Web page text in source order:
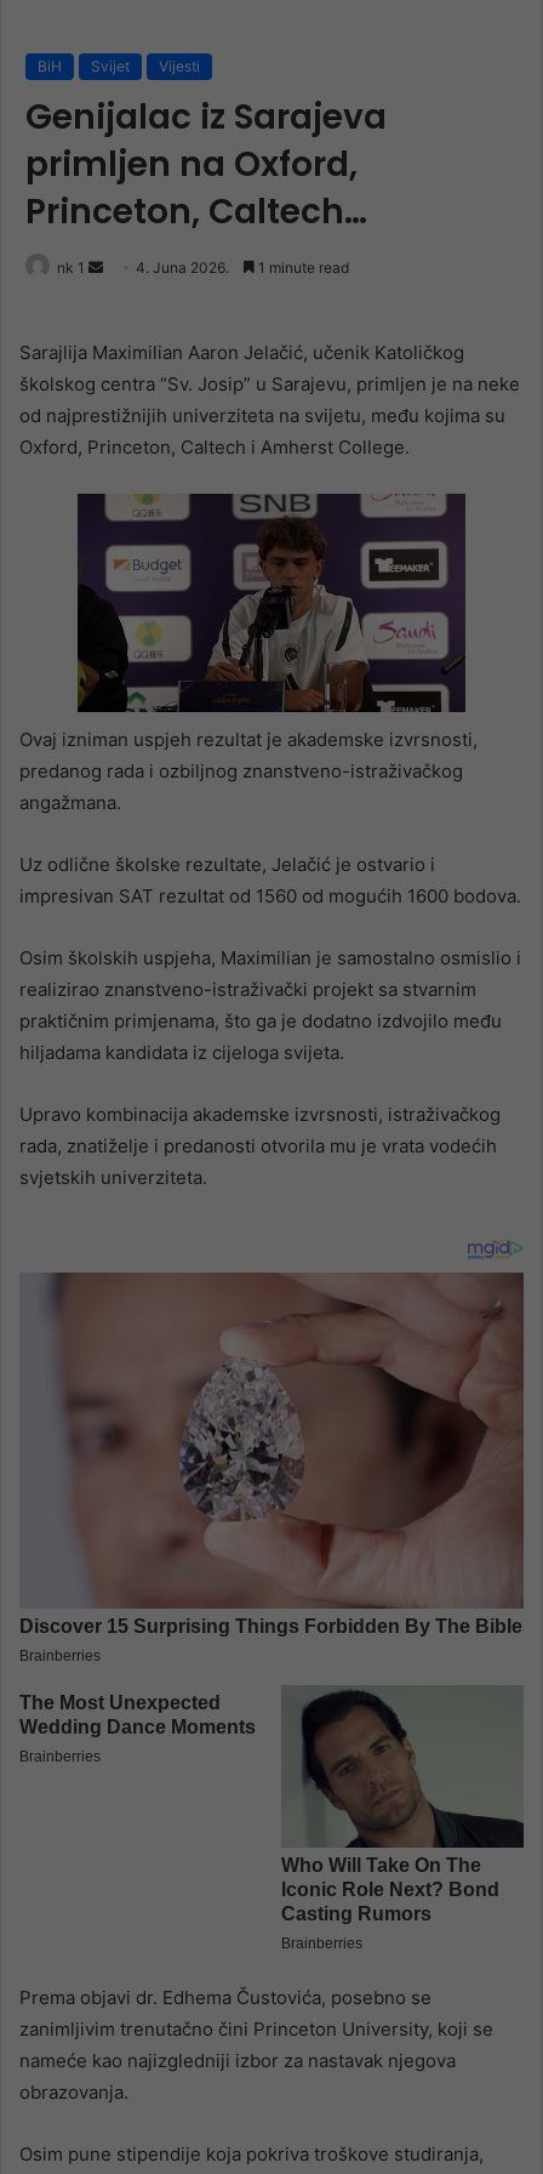
BiH Svijet Vijesti
Genijalac iz Sarajeva
primljen na Oxford,
Princeton, Caltech…
nk 1
Send 4. Juna 2026. 1 minute read
Sarajlija Maximilian Aaron Jelačić, učenik Katoličkog
školskog centra “Sv. Josip” u Sarajevu, primljen je na neke
od najprestižnijih univerziteta na svijetu, među kojima su
Oxford, Princeton, Caltech i Amherst College.
Ovaj izniman uspjeh rezultat je akademske izvrsnosti,
predanog rada i ozbiljnog znanstveno-istraživačkog
angažmana.
Uz odlične školske rezultate, Jelačić je ostvario i
impresivan SAT rezultat od 1560 od mogućih 1600 bodova.
Osim školskih uspjeha, Maximilian je samostalno osmislio i
realizirao znanstveno-istraživački projekt sa stvarnim
praktičnim primjenama, što ga je dodatno izdvojilo među
hiljadama kandidata iz cijeloga svijeta.
Upravo kombinacija akademske izvrsnosti, istraživačkog
rada, znatiželje i predanosti otvorila mu je vrata vodećih
svjetskih univerziteta.
Prema objavi dr. Edhema Čustovića, posebno se
zanimljivim trenutačno čini Princeton University, koji se
nameće kao najizgledniji izbor za nastavak njegova
obrazovanja.
Osim pune stipendije koja pokriva troškove studiranja,